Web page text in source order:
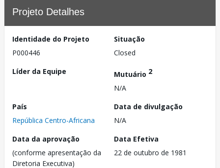
Projeto Detalhes
Identidade do Projeto
P000446
Situação
Closed
Líder da Equipe
Mutuário 2
N/A
País
República Centro-Africana
Data de divulgação
N/A
Data da aprovação
(conforme apresentação da
Diretoria Executiva)
Data Efetiva
22 de outubro de 1981